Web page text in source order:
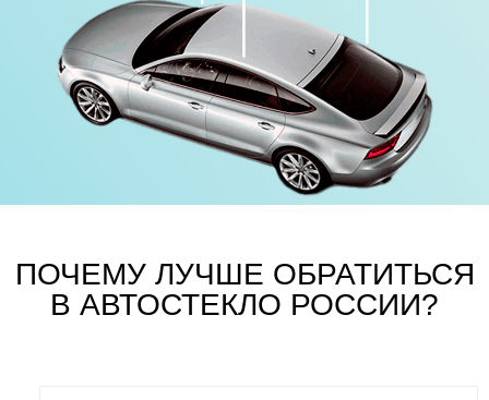
ПОЧЕМУ ЛУЧШЕ ОБРАТИТЬСЯ
В АВТОСТЕКЛО РОССИИ?